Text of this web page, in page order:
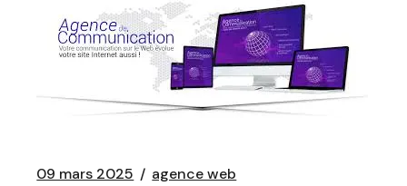
09 mars 2025 agence web